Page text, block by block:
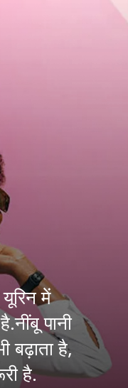
यूरिन में
पानी
बढ़ाता है,
है.